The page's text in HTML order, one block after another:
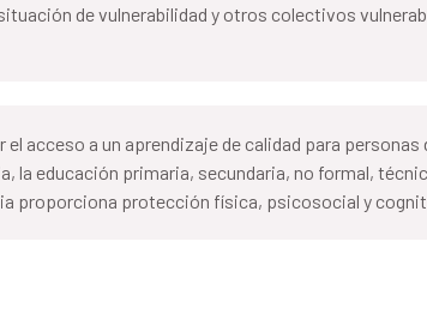
de vulnerabilidad y otros colectivos
acceso a un aprendizaje de calidad para
la educación primaria, secundaria, no formal,
proporciona protección física, psicosocial y